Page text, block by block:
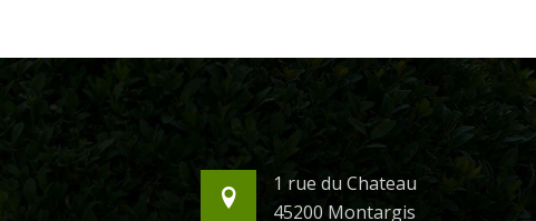
1 rue du Chateau
45200 Montargis